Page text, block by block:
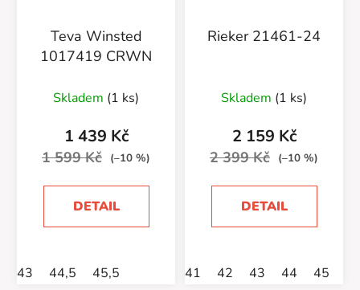
Teva Winsted
1017419 CRWN
Skladem (1 ks)
1 439 Kč
1 599 Kč (–10 %)
DETAIL
43 44,5 45,5
Rieker 21461-24
Skladem (1 ks)
2 159 Kč
2 399 Kč (–10 %)
DETAIL
41 42 43 44 45